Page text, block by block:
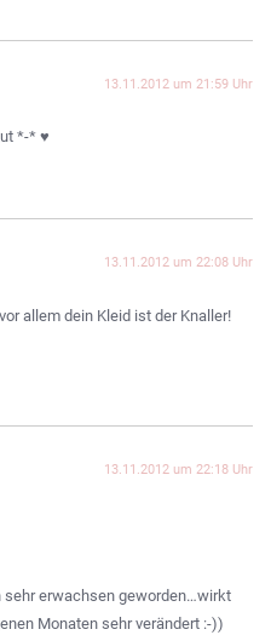
13.11.2012 um 21:59 Uhr
*-* ♥
13.11.2012 um 22:08 Uhr
allem dein Kleid ist der Knaller!
13.11.2012 um 22:18 Uhr
sehr erwachsen geworden…wirkt
Monaten sehr verändert :-))